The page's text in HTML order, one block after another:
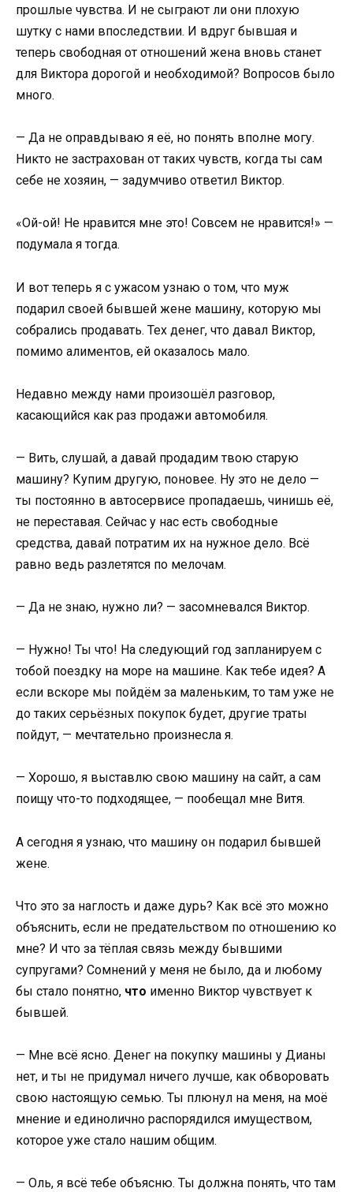
прошлые чувства. И не сыграют ли они плохую
шутку с нами впоследствии. И вдруг бывшая и
теперь свободная от отношений жена вновь станет
для Виктора дорогой и необходимой? Вопросов было
много.
— Да не оправдываю я её, но понять вполне могу.
Никто не застрахован от таких чувств, когда ты сам
себе не хозяин, — задумчиво ответил Виктор.
«Ой-ой! Не нравится мне это! Совсем не нравится!» —
подумала я тогда.
И вот теперь я с ужасом узнаю о том, что муж
подарил своей бывшей жене машину, которую мы
собрались продавать. Тех денег, что давал Виктор,
помимо алиментов, ей оказалось мало.
Недавно между нами произошёл разговор,
касающийся как раз продажи автомобиля.
— Вить, слушай, а давай продадим твою старую
машину? Купим другую, поновее. Ну это не дело —
ты постоянно в автосервисе пропадаешь, чинишь её,
не переставая. Сейчас у нас есть свободные
средства, давай потратим их на нужное дело. Всё
равно ведь разлетятся по мелочам.
— Да не знаю, нужно ли? — засомневался Виктор.
— Нужно! Ты что! На следующий год запланируем с
тобой поездку на море на машине. Как тебе идея? А
если вскоре мы пойдём за маленьким, то там уже не
до таких серьёзных покупок будет, другие траты
пойдут, — мечтательно произнесла я.
— Хорошо, я выставлю свою машину на сайт, а сам
поищу что-то подходящее, — пообещал мне Витя.
А сегодня я узнаю, что машину он подарил бывшей
жене.
Что это за наглость и даже дурь? Как всё это можно
объяснить, если не предательством по отношению ко
мне? И что за тёплая связь между бывшими
супругами? Сомнений у меня не было, да и любому
бы стало понятно, что именно Виктор чувствует к
бывшей.
— Мне всё ясно. Денег на покупку машины у Дианы
нет, и ты не придумал ничего лучше, как обворовать
свою настоящую семью. Ты плюнул на меня, на моё
мнение и единолично распорядился имуществом,
которое уже стало нашим общим.
— Оль, я всё тебе объясню. Ты должна понять, что там